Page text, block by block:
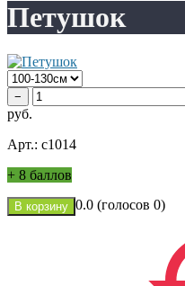
Петушок
руб.
Арт.: с1014
+ 8 баллов
0.0 (голосов 0)